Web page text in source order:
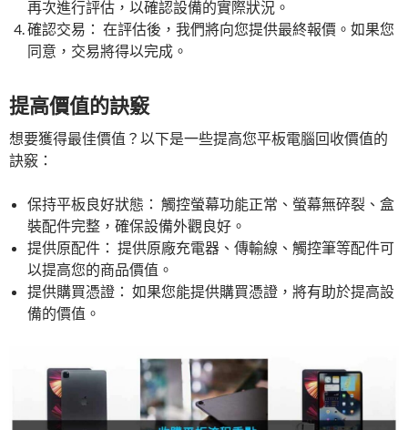
再次進行評估，以確認設備的實際狀況。
確認交易： 在評估後，我們將向您提供最終報價。如果您
同意，交易將得以完成。
提高價值的訣竅
想要獲得最佳價值？以下是一些提高您平板電腦回收價值的
訣竅：
保持平板良好狀態： 觸控螢幕功能正常、螢幕無碎裂、盒
裝配件完整，確保設備外觀良好。
提供原配件： 提供原廠充電器、傳輸線、觸控筆等配件可
以提高您的商品價值。
提供購買憑證： 如果您能提供購買憑證，將有助於提高設
備的價值。